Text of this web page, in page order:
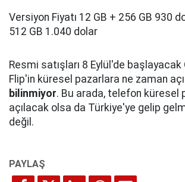
Versiyon Fiyatı 12 GB + 256 GB 930
512 GB 1.040 dolar
Resmi satışları 8 Eylül'de başlayacak
Flip'in küresel pazarlara ne zaman
bilinmiyor. Bu arada, telefon küresel
açılacak olsa da Türkiye'ye gelip
değil.